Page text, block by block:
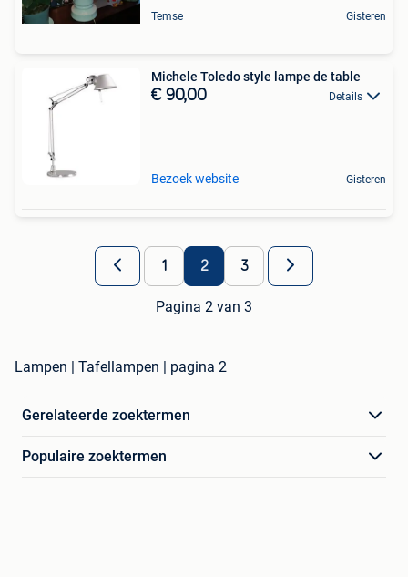
Temse Gisteren
Michele Toledo style lampe de table
€ 90,00 Details
Bezoek website Gisteren
1 2 3
Pagina 2 van 3
Lampen | Tafellampen | pagina 2
Gerelateerde zoektermen
Populaire zoektermen